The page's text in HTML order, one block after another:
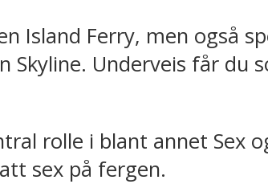
Island Ferry, men også
Underveis får du
rolle i blant annet Sex
sex på fergen.